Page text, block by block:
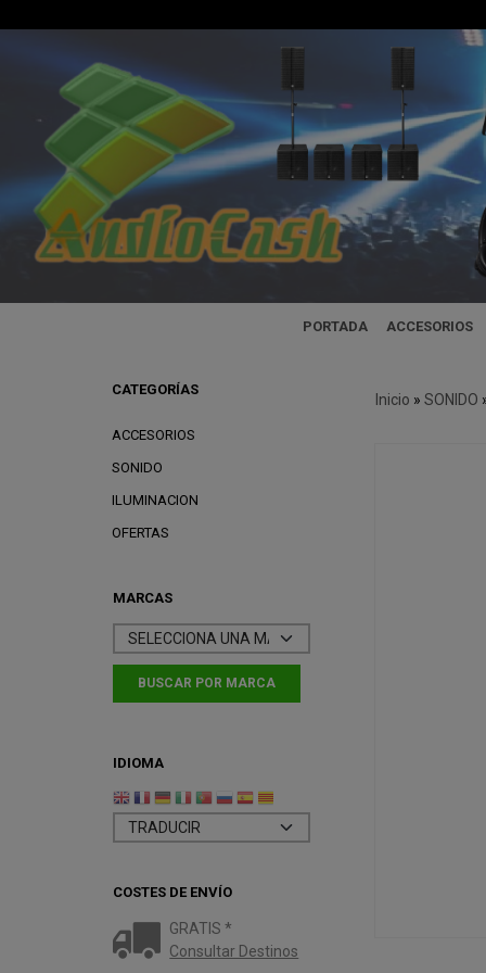
PORTADA ACCESORIOS
CATEGORÍAS
ACCESORIOS
SONIDO
ILUMINACION
OFERTAS
MARCAS
IDIOMA
COSTES DE ENVÍO
GRATIS *
Consultar Destinos
Inicio » SONIDO